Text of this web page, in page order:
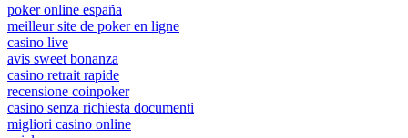
poker online españa
meilleur site de poker en ligne
casino live
avis sweet bonanza
casino retrait rapide
recensione coinpoker
casino senza richiesta documenti
migliori casino online